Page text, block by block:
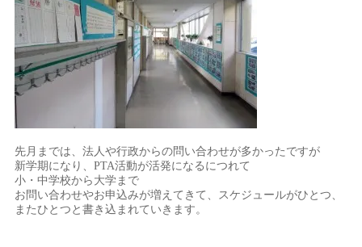
先月までは、法人や行政からの問い合わせが多かったですが
新学期になり、PTA活動が活発になるにつれて
小・中学校から大学まで
お問い合わせやお申込みが増えてきて、スケジュールがひとつ、
またひとつと書き込まれていきます。